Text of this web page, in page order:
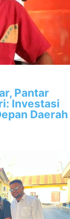
Pantar
Investasi
Daerah